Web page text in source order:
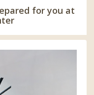
for you at